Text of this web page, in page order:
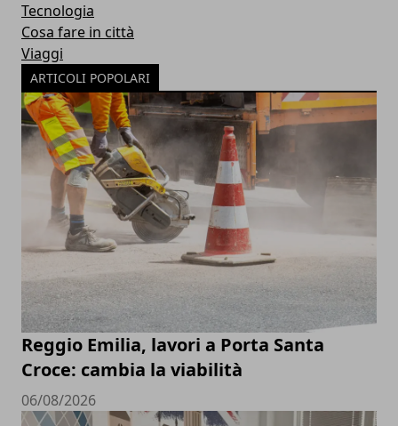
Tecnologia
Cosa fare in città
Viaggi
ARTICOLI POPOLARI
Reggio Emilia, lavori a Porta Santa
Croce: cambia la viabilità
06/08/2026